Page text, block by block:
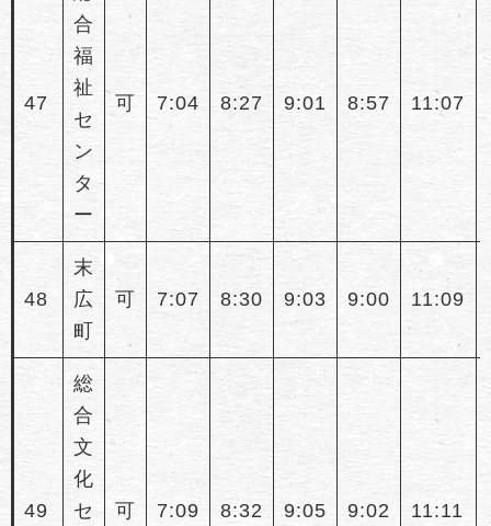
47
合
福
祉
セ
ン
タ
ー
可 7:04 8:27 9:01 8:57 11:07
48
末
広
町
可 7:07 8:30 9:03 9:00 11:09
49
総
合
文
化
セ
可 7:09 8:32 9:05 9:02 11:11